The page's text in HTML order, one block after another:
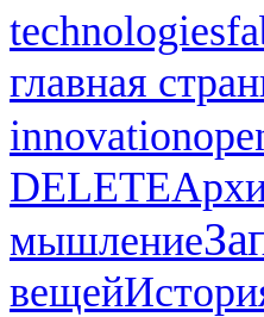
technologies
главная
innovation
DELETE
мышление
вещей